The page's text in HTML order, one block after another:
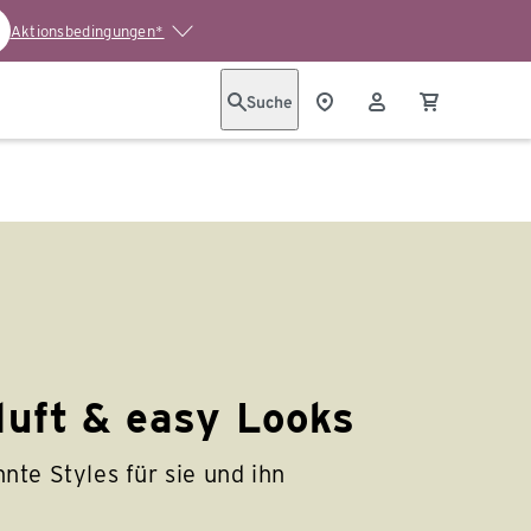
Aktionsbedingungen*
Suche
& easy Looks
Styles für sie und ihn